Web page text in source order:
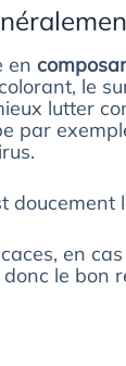
en
le
lutter
par
doucement
en
le bon